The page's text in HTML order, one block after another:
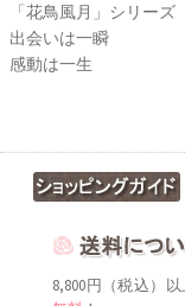
「花鳥風月」シリーズ
出会いは一瞬
感動は一生
8,800円（税込）